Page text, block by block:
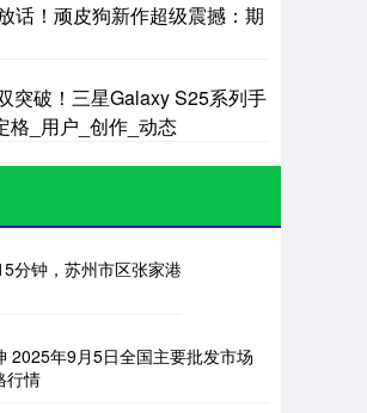
话！顽皮狗新作超级震撼：期
突破！三星Galaxy S25系列手
格_用户_创作_动态
分钟，苏州市区张家港
2025年9月5日全国主要批发市场
行情